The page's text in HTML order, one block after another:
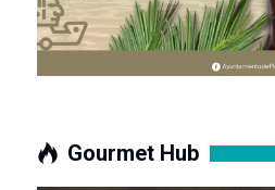
Gourmet Hub